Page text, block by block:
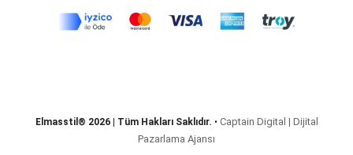
Elmasstil® 2026 | Tüm Hakları Saklıdır. • Captain Digital | Dijital
Pazarlama Ajansı